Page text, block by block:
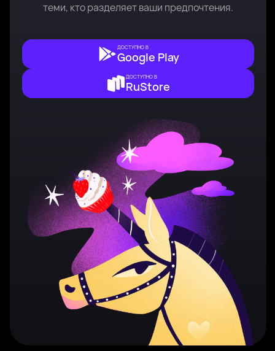
теми, кто разделяет ваши предпочтения.
ДОСТУПНО В
Google Play
ДОСТУПНО В
RuStore